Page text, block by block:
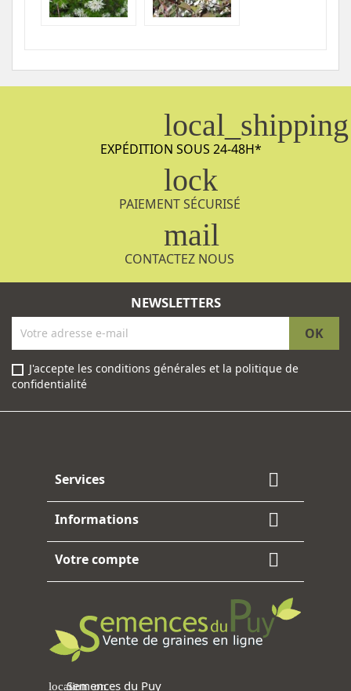
local_shipping
EXPÉDITION SOUS 24-48H*
lock
PAIEMENT SÉCURISÉ
mail
CONTACTEZ NOUS
NEWSLETTERS
J'accepte les conditions générales et la politique de
confidentialité
Services 
Informations 
Votre compte 
location_on
Semences du Puy